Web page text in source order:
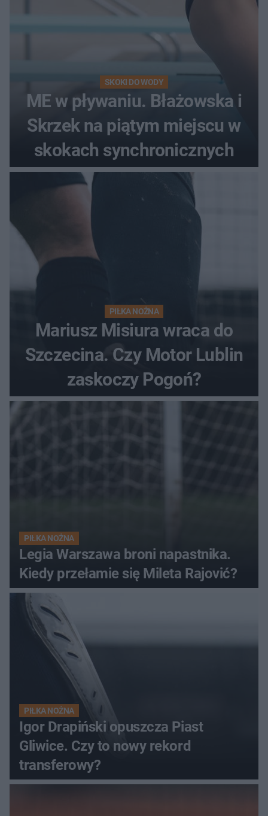
SKOKI DO WODY
ME w pływaniu. Błażowska i
Skrzek na piątym miejscu w
skokach synchronicznych
PIŁKA NOŻNA
Mariusz Misiura wraca do
Szczecina. Czy Motor Lublin
zaskoczy Pogoń?
PIŁKA NOŻNA
Legia Warszawa broni napastnika.
Kiedy przełamie się Mileta Rajović?
PIŁKA NOŻNA
Igor Drapiński opuszcza Piast
Gliwice. Czy to nowy rekord
transferowy?